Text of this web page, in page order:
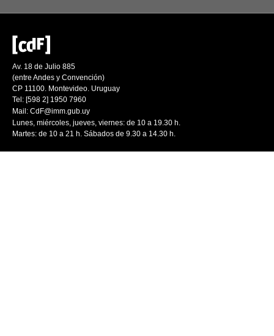
Av. 18 de Julio 885
(entre Andes y Convención)
CP 11100. Montevideo. Uruguay
Tel: [598 2] 1950 7960
Mail: CdF@imm.gub.uy
Lunes, miércoles, jueves, viernes: de 10 a 19.30 h.
Martes: de 10 a 21 h. Sábados de 9.30 a 14.30 h.